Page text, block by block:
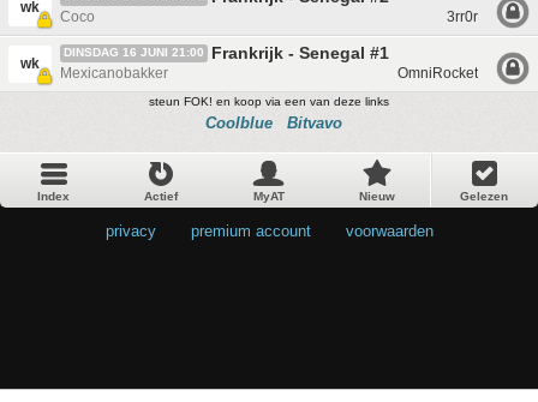
wk
Coco 3rr0r
wk
DINSDAG 16 JUNI 21:00 Frankrijk - Senegal #1
Mexicanobakker OmniRocket
steun FOK! en koop via een van deze links
Coolblue Bitvavo
Index Actief MyAT Nieuw Gelezen
privacy premium account voorwaarden